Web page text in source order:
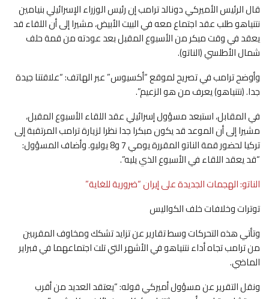
قال الرئيس الأميركي دونالد ترامب إن رئيس الوزراء الإسرائيلي بنيامين
نتنياهو طلب عقد اجتماع معه في البيت الأبيض، مشيرا إلى أن اللقاء قد
يعقد في وقت مبكر من الأسبوع المقبل بعد عودته من قمة حلف
شمال الأطلسي (الناتو).
وأوضح ترامب في تصريح لموقع “أكسيوس” عبر الهاتف: “علاقتنا جيدة
جدا. (نتنياهو) يعرف من هو الزعيم”.
في المقابل، استبعد مسؤول إسرائيلي عقد اللقاء الأسبوع المقبل،
مشيرا إلى أن الموعد قد يكون مبكرا جدا نظرا لزيارة ترامب المرتقبة إلى
تركيا لحضور قمة الناتو المقررة يومي 7 و8 يوليو. وأضاف المسؤول:
“قد يعقد اللقاء في الأسبوع الذي يليه”.
الناتو: الهجمات الجديدة على إيران “ضرورية للغاية”
توترات وخلافات خلف الكواليس
وتأتي هذه التحركات وسط تقارير عن تزايد تشكك ومخاوف المقربين
من ترامب تجاه أداء نتنياهو في الأشهر التي تلت اجتماعهما في فبراير
الماضي.
ونقل التقرير عن مسؤول أميركي قوله: “يعتقد العديد من أقرب